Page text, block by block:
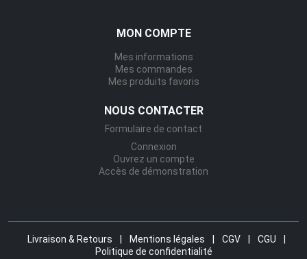
MON COMPTE
Mes informations
Mes commandes
Mes produits favoris
NOUS CONTACTER
Formulaire de contact
Connexion
Ouvrez un compte
Accès de démonstration
Livraison & Retours Mentions légales CGV CGU
Politique de confidentialité